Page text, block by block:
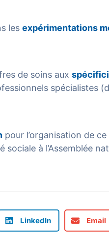
les expérimentations
de soins aux
spécialistes
pour l’organisation de
à l’Assemblée
LinkedIn Email